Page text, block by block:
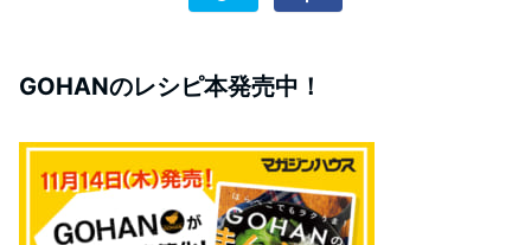
GOHANのレシピ本発売中！